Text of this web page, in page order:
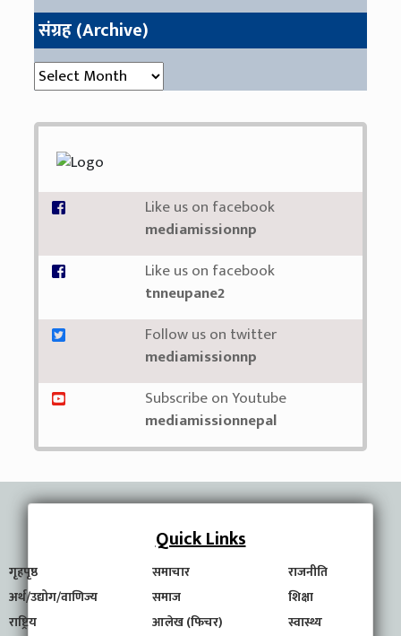
संग्रह (Archive)
संग्रह (Archive)
Like us on facebook
mediamissionnp
Like us on facebook
tnneupane2
Follow us on twitter
mediamissionnp
Subscribe on Youtube
mediamissionnepal
Quick Links
गृहपृष्ठ समाचार
राजनीति
अर्थ/उद्योग/वाणिज्य
समाज
शिक्षा
राष्ट्रिय
आलेख (फिचर)
स्वास्थ्य